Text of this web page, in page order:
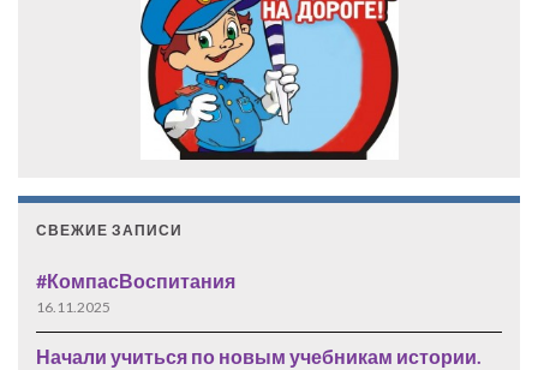
СВЕЖИЕ ЗАПИСИ
#КомпасВоспитания
16.11.2025
Начали учиться по новым учебникам истории.